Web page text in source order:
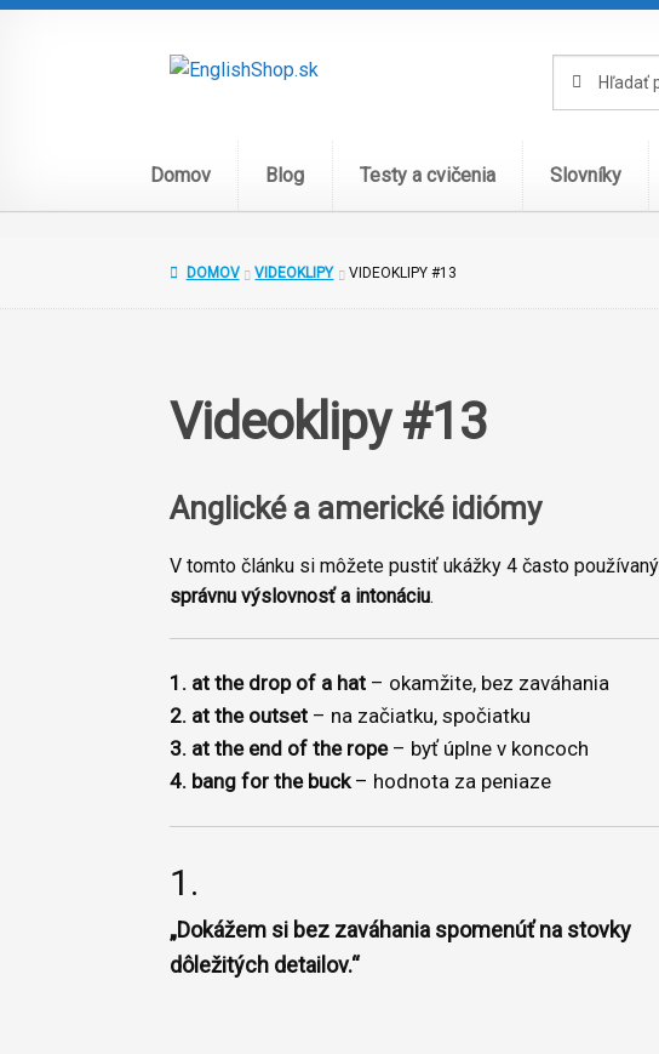
na
navigáciu
na
obsah
Domov Blog Testy a cvičenia Slovníky
DOMOV VIDEOKLIPY VIDEOKLIPY #13
Videoklipy #13
Anglické a americké idiómy
V tomto článku si môžete pustiť ukážky 4 často
správnu výslovnosť a intonáciu.
1. at the drop of a hat – okamžite, bez zaváhania
2. at the outset – na začiatku, spočiatku
3. at the end of the rope– byť úplne v koncoch
4. bang for the buck– hodnota za peniaze
1.
„Dokážem si bez zaváhania spomenúť na stovky
dôležitých detailov.“